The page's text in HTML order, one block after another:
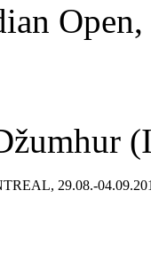
29.08.-